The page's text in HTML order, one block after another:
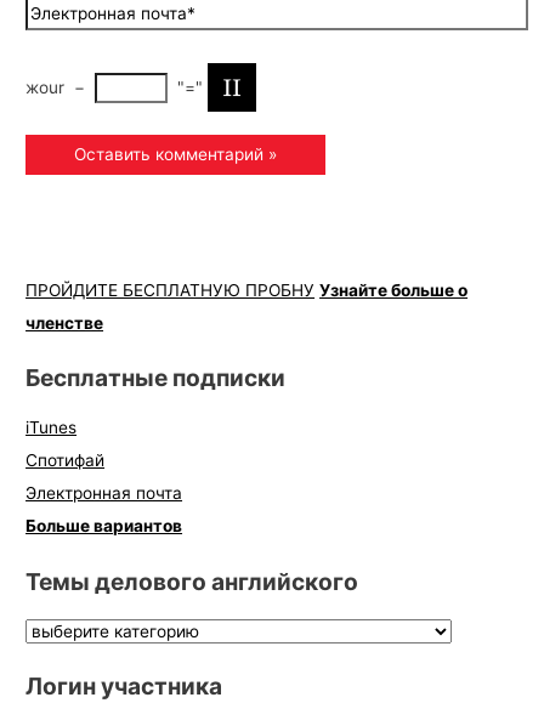
жour − "="
ПРОЙДИТЕ БЕСПЛАТНУЮ ПРОБНУ Узнайте больше о
членстве
Бесплатные подписки
iTunes
Спотифай
Электронная почта
Больше вариантов
Темы делового английского
Логин участника